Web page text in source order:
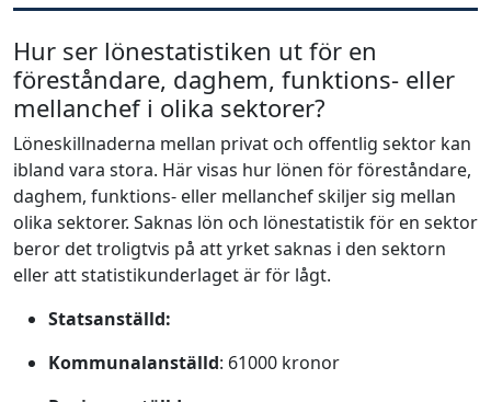
Hur ser lönestatistiken ut för en
föreståndare, daghem, funktions- eller
mellanchef i olika sektorer?
Löneskillnaderna mellan privat och offentlig sektor kan
ibland vara stora. Här visas hur lönen för föreståndare,
daghem, funktions- eller mellanchef skiljer sig mellan
olika sektorer. Saknas lön och lönestatistik för en sektor
beror det troligtvis på att yrket saknas i den sektorn
eller att statistikunderlaget är för lågt.
Statsanställd:
Kommunalanställd: 61000 kronor